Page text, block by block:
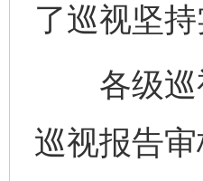
了巡视坚
各级巡视
巡视报告